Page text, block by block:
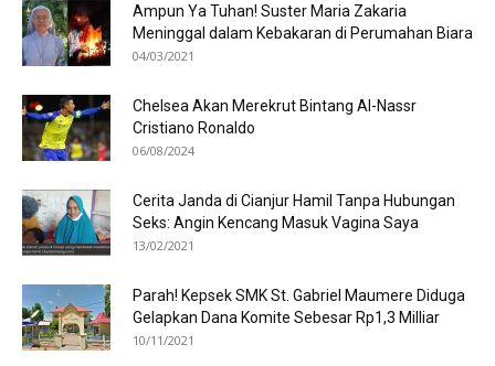
Ampun Ya Tuhan! Suster Maria Zakaria
Meninggal dalam Kebakaran di Perumahan Biara
04/03/2021
Chelsea Akan Merekrut Bintang Al-Nassr
Cristiano Ronaldo
06/08/2024
Cerita Janda di Cianjur Hamil Tanpa Hubungan
Seks: Angin Kencang Masuk Vagina Saya
13/02/2021
Parah! Kepsek SMK St. Gabriel Maumere Diduga
Gelapkan Dana Komite Sebesar Rp1,3 Milliar
10/11/2021